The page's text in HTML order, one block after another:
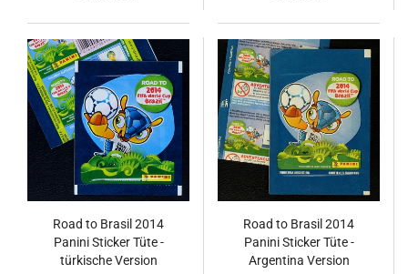
Road to Brasil 2014
Panini Sticker Tüte -
türkische Version
Road to Brasil 2014
Panini Sticker Tüte -
Argentina Version